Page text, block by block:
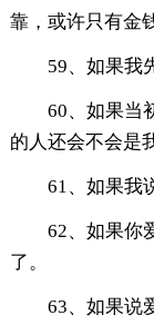
靠，或许只有金
59、如果我
60、如果当
的人还会不会是
61、如果我
62、如果你
了。
63、如果说